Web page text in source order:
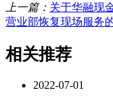
上一篇： 关于华融现
营业部恢复现场服务
相关推荐
2022-07-01